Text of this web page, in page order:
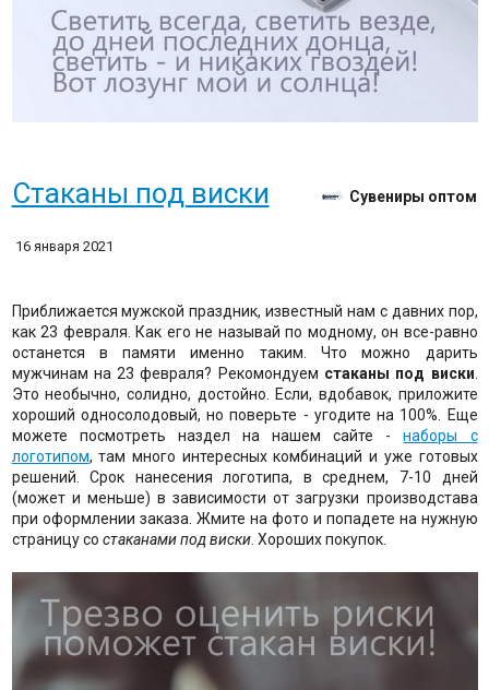
Стаканы под виски Сувениры оптом
16 января 2021
Приближается мужской праздник, известный нам с давних пор,
как 23 февраля. Как его не называй по модному, он все-равно
останется в памяти именно таким. Что можно дарить
мужчинам на 23 февраля? Рекомондуем стаканы под виски
Это необычно, солидно, достойно. Если, вдобавок, приложите
хороший односолодовый, но поверьте - угодите на 100%. Еще
можете посмотреть наздел на нашем сайте -наборы с
логотипом, там много интересных комбинаций и уже готовых
решений. Срок нанесения логотипа, в среднем, 7-10 дней
(может и меньше) в зависимости от загрузки производстава
при оформлении заказа. Жмите на фото и попадете на нужную
страницу со стаканами под виски. Хороших покупок.